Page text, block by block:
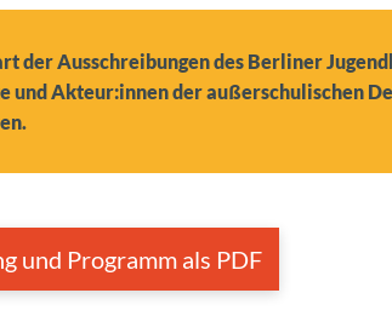
der Ausschreibungen des Berliner
und Akteur:innen der außerschulischen
und Programm als PDF